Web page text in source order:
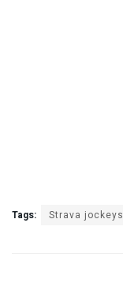
Tags: Strava jockeys